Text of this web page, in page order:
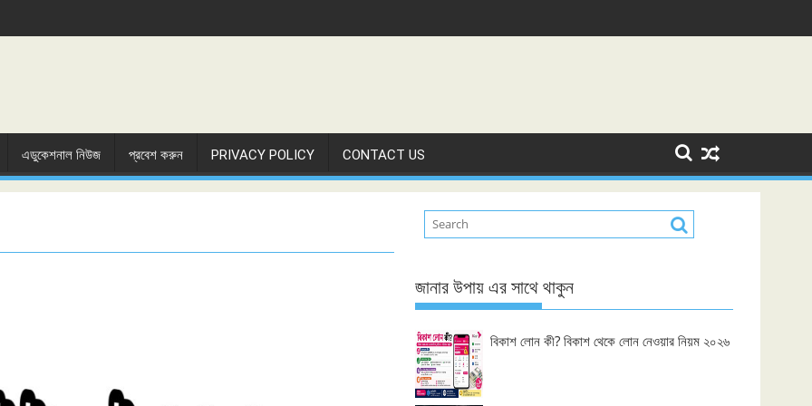
এডুকেশনাল নিউজ প্রবেশ করুন PRIVACY POLICY CONTACT US
জানার উপায় এর সাথে থাকুন
বিকাশ লোন কী? বিকাশ থেকে লোন নেওয়ার নিয়ম ২০২৬